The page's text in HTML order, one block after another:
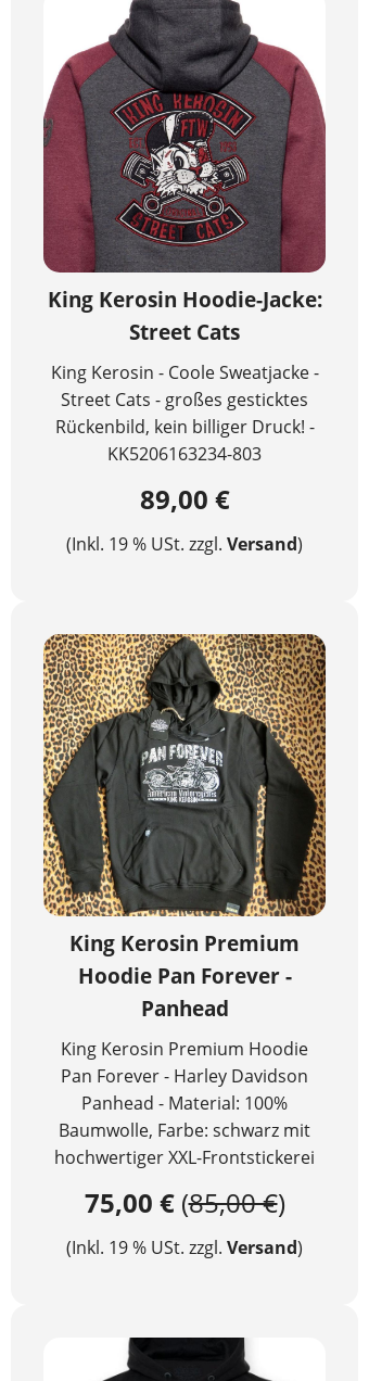
King Kerosin Hoodie-Jacke:
Street Cats
King Kerosin - Coole Sweatjacke -
Street Cats - großes gesticktes
Rückenbild, kein billiger Druck! -
KK5206163234-803
89,00 €
(Inkl. 19 % USt. zzgl. Versand)
King Kerosin Premium
Hoodie Pan Forever -
Panhead
King Kerosin Premium Hoodie
Pan Forever - Harley Davidson
Panhead - Material: 100%
Baumwolle, Farbe: schwarz mit
hochwertiger XXL-Frontstickerei
75,00 €(85,00 €)
(Inkl. 19 % USt. zzgl. Versand)